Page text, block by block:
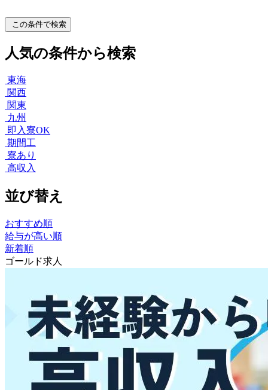
この条件で検索
人気の条件から検索
東海
関西
関東
九州
即入寮OK
期間工
寮あり
高収入
並び替え
おすすめ順
給与が高い順
新着順
ゴールド求人